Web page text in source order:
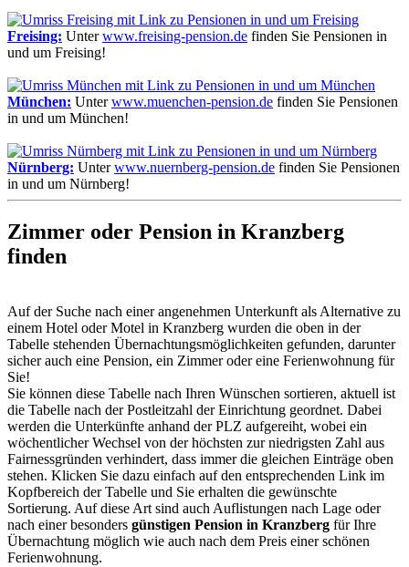
Freising: Unterwww.freising-pension.de finden Sie Pensionen in
und um Freising!
München: Unterwww.muenchen-pension.de finden Sie Pensionen
in und um München!
Nürnberg: Unterwww.nuernberg-pension.de finden Sie Pensionen
in und um Nürnberg!
Zimmer oder Pension in Kranzberg
finden
Auf der Suche nach einer angenehmen Unterkunft als Alternative zu
einem Hotel oder Motel in Kranzberg wurden die oben in der
Tabelle stehenden Übernachtungs­möglichkeiten gefunden, darunter
sicher auch eine Pension, ein Zimmer oder eine Ferienwohnung für
Sie!
Sie können diese Tabelle nach Ihren Wünschen sortieren, aktuell ist
die Tabelle nach der Postleitzahl der Einrichtung geordnet. Dabei
werden die Unterkünfte anhand der PLZ aufgereiht, wobei ein
wöchentlicher Wechsel von der höchsten zur niedrigsten Zahl aus
Fairnessgründen verhindert, dass immer die gleichen Einträge oben
stehen. Klicken Sie dazu einfach auf den entsprechenden Link im
Kopfbereich der Tabelle und Sie erhalten die gewünschte
Sortierung. Auf diese Art sind auch Auflistungen nach Lage oder
nach einer besonders günstigen Pension in Kranzberg für Ihre
Übernachtung möglich wie auch nach dem Preis einer schönen
Ferienwohnung.